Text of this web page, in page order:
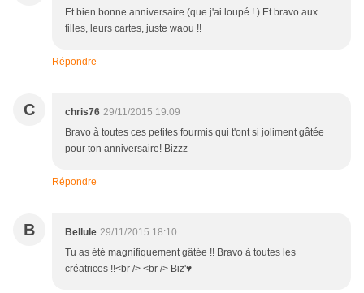
Et bien bonne anniversaire (que j'ai loupé ! ) Et bravo aux
filles, leurs cartes, juste waou !!
Répondre
C chris76 29/11/2015 19:09
Bravo à toutes ces petites fourmis qui t'ont si joliment gâtée
pour ton anniversaire! Bizzz
Répondre
B Bellule 29/11/2015 18:10
Tu as été magnifiquement gâtée !! Bravo à toutes les
créatrices !!<br /> <br /> Biz'♥